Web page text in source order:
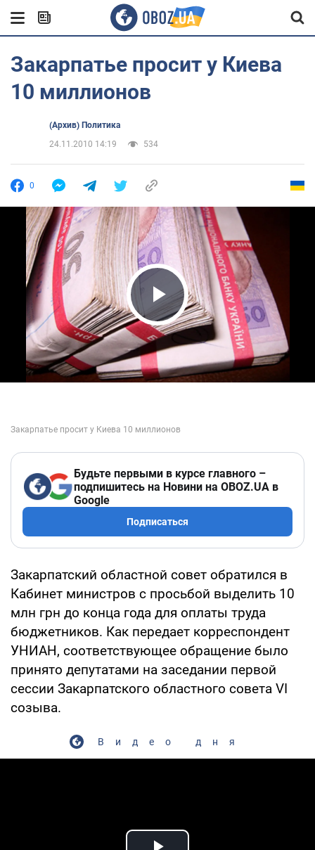
Закарпатье просит у Киева
10 миллионов
(Архив) Политика
24.11.2010 14:19
534
0
Play Video
Будьте первыми в курсе главного –
подпишитесь на Новини на OBOZ.UA в
Google
Подписаться
Закарпатский областной совет обратился в
Кабинет министров с просьбой выделить 10
млн грн до конца года для оплаты труда
бюджетников. Как передает корреспондент
УНИАН, соответствующее обращение было
принято депутатами на заседании первой
сессии Закарпатского областного совета VI
созыва.
Видео дня